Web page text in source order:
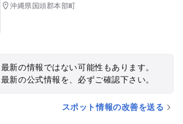
沖縄県国頭郡本部町
新の情報ではない可能性もあります。
新の公式情報を、必ずご確認下さい。
スポット情報の改善を送る